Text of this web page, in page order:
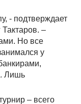
- подтверждает
–
Но все
у
Лишь
– всего